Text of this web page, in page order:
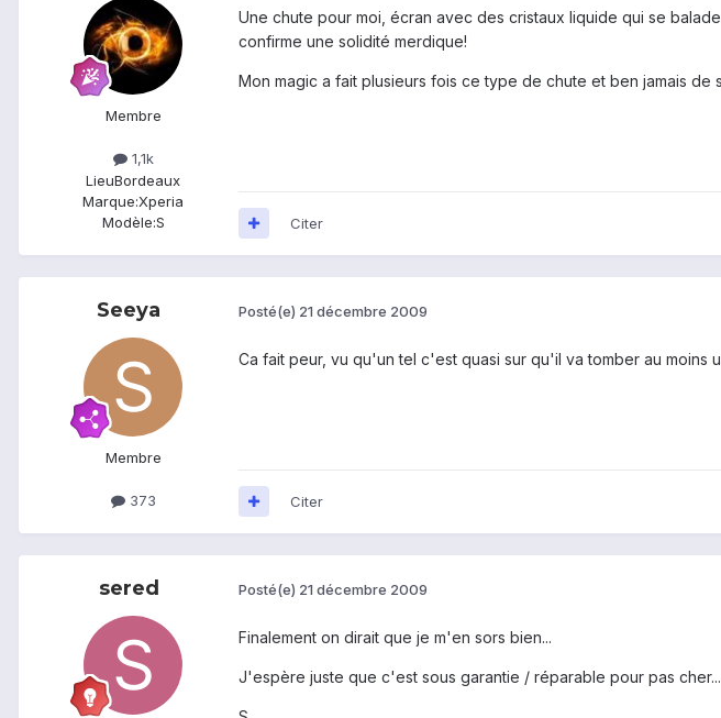
Membre
1,1k
LieuBordeaux
Marque:Xperia
Modèle:S
Une chute pour moi, écran avec des cristaux liquide qui se
confirme une solidité merdique!
Mon magic a fait plusieurs fois ce type de chute et ben jamais de
Citer
Seeya
Membre
373
Posté(e) 21 décembre 2009
Ca fait peur, vu qu'un tel c'est quasi sur qu'il va tomber au moins
Citer
sered Posté(e) 21 décembre 2009
Finalement on dirait que je m'en sors bien...
J'espère juste que c'est sous garantie / réparable pour pas cher...